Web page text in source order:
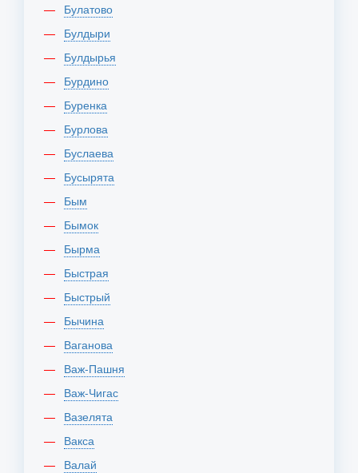
Булатово
Булдыри
Булдырья
Бурдино
Буренка
Бурлова
Буслаева
Бусырята
Бым
Бымок
Бырма
Быстрая
Быстрый
Бычина
Ваганова
Важ-Пашня
Важ-Чигас
Вазелята
Вакса
Валай